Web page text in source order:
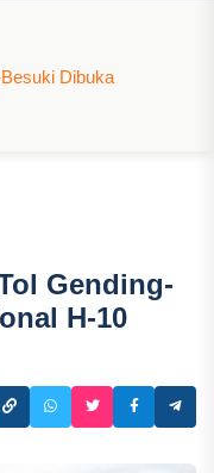
Dibuka
Gending-
H-10